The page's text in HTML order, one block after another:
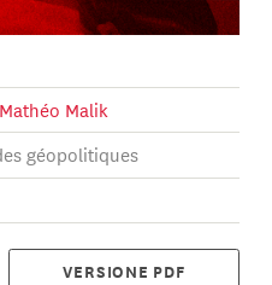
Mathéo Malik
géopolitiques
VERSIONE PDF